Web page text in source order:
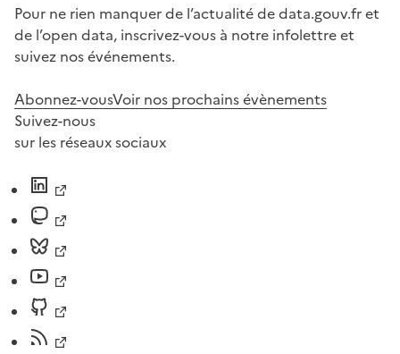
Pour ne rien manquer de l’actualité de data.gouv.fr et
de l’open data, inscrivez-vous à notre infolettre et
suivez nos événements.
Abonnez-vousVoir nos prochains évènements
Suivez-nous
sur les réseaux sociaux